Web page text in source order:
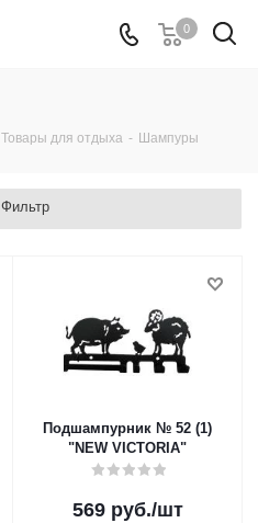
0
Товары для отдыха - Шампуры
Фильтр
Подшампурник № 52 (1)
"NEW VICTORIA"
569руб./шт